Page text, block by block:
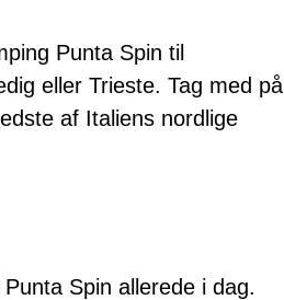
Punta Spin til
eller Trieste. Tag med på
af Italiens nordlige
Spin allerede i dag.